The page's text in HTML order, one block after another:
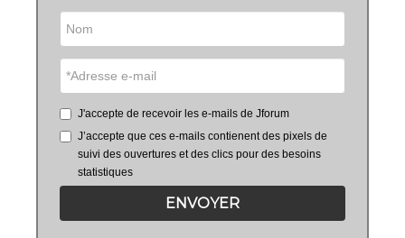
J'accepte de recevoir les e-mails de Jforum
J’accepte que ces e-mails contienent des pixels de
suivi des ouvertures et des clics pour des besoins
statistiques
ENVOYER